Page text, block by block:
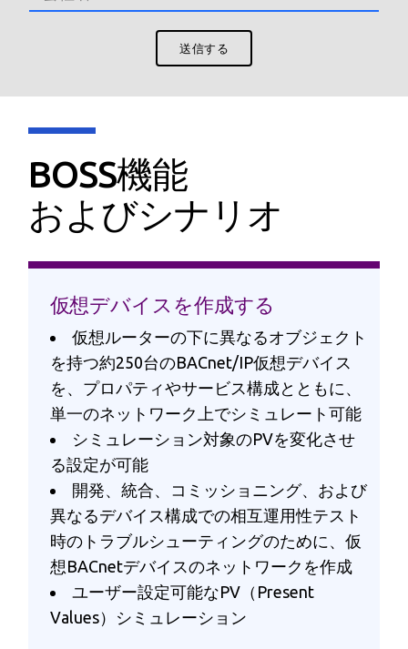
送信する
BOSS機能
およびシナリオ
仮想デバイスを作成する
仮想ルーターの下に異なるオブジェクト
を持つ約250台のBACnet/IP仮想デバイス
を、プロパティやサービス構成とともに、
単一のネットワーク上でシミュレート可能
シミュレーション対象のPVを変化させ
る設定が可能
開発、統合、コミッショニング、および
異なるデバイス構成での相互運用性テスト
時のトラブルシューティングのために、仮
想BACnetデバイスのネットワークを作成
ユーザー設定可能なPV（Present
Values）シミュレーション